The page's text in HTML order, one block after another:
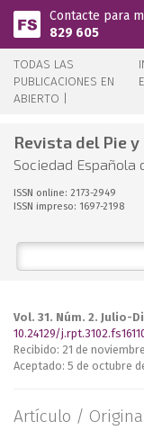
Pasar al contenido
Contacte para
829 605
TODAS LAS
PUBLICACIONES EN
ABIERTO |
Revista del Pie
Sociedad Española
ISSN online: 2173-2949
ISSN impreso: 1697-2198
Vol. 31. Núm. 2. Julio-
10.24129/
Recibido: 21 de
Aceptado: 5 de octubre
Artículo /